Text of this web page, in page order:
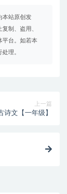
本站原创发
制、盗用、
平台。如若本
理。
上一篇
诗文【一年级】